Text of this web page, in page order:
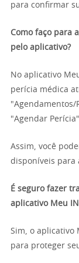
para confirmar
Como faço para
pelo aplicativo?
No aplicativo
perícia médica
"Agendamentos/
"Agendar
Assim, você
disponíveis para
É seguro fazer
aplicativo Meu
Sim, o aplicativo
para proteger